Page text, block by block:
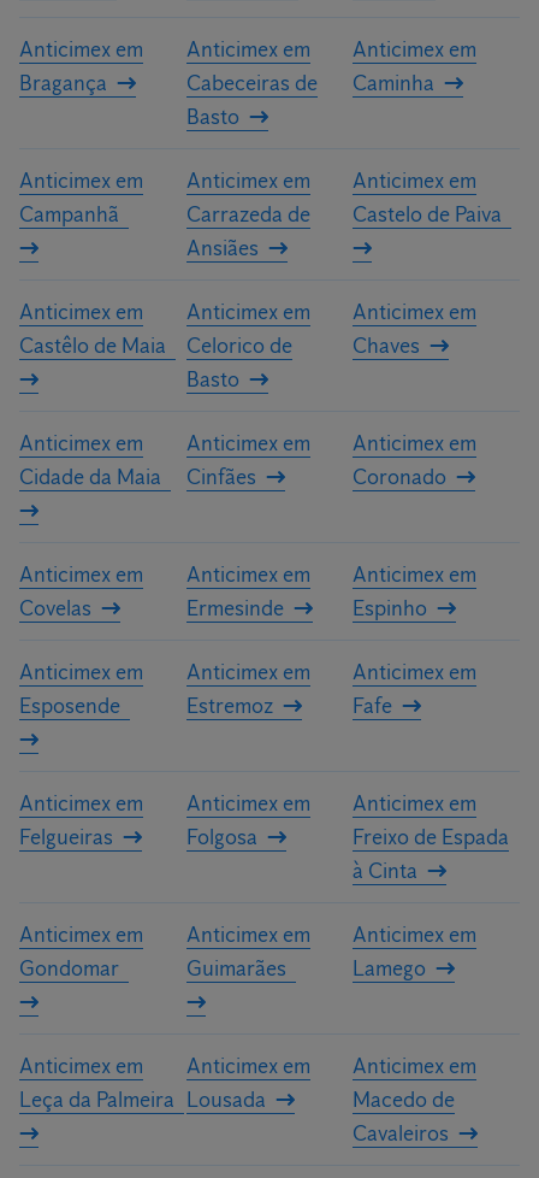
Anticimex em
Bragança
Anticimex em
Cabeceiras de
Basto
Anticimex em
Caminha
Anticimex em
Campanhã
Anticimex em
Carrazeda de
Ansiães
Anticimex em
Castelo de Paiva
Anticimex em
Castêlo de Maia
Anticimex em
Celorico de
Basto
Anticimex em
Chaves
Anticimex em
Cidade da Maia
Anticimex em
Cinfães
Anticimex em
Coronado
Anticimex em
Covelas
Anticimex em
Ermesinde
Anticimex em
Espinho
Anticimex em
Esposende
Anticimex em
Estremoz
Anticimex em
Fafe
Anticimex em
Felgueiras
Anticimex em
Folgosa
Anticimex em
Freixo de Espada
à Cinta
Anticimex em
Gondomar
Anticimex em
Guimarães
Anticimex em
Lamego
Anticimex em
Leça da Palmeira
Anticimex em
Lousada
Anticimex em
Macedo de
Cavaleiros